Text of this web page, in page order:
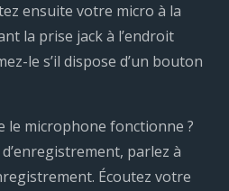
ensuite votre micro à la
la prise jack à l’endroit
le s’il dispose d’un bouton
le microphone fonctionne ?
parlez à
Écoutez votre